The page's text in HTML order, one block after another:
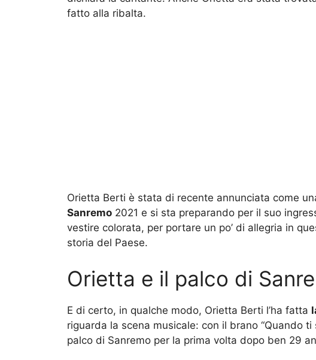
fatto alla ribalta.
Orietta Berti è stata di recente annunciata come
Sanremo 2021 e si sta preparando per il suo
vestire colorata, per portare un po’ di allegria in
storia del Paese.
Orietta e il palco di
E di certo, in qualche modo, Orietta Berti l’ha fatta
riguarda la scena musicale: con il brano “Quando
palco di Sanremo per la prima volta dopo ben 29